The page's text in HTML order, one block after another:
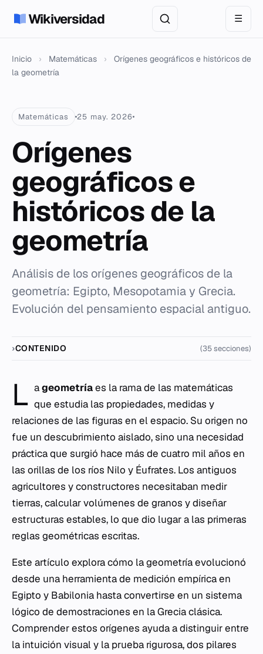
Wikiversidad ☰
Inicio › Matemáticas ›
Orígenes geográficos e históricos de
la geometría
Matemáticas 25 may. 2026
Orígenes
geográficos e
históricos de la
geometría
Análisis de los orígenes geográficos de la
geometría: Egipto, Mesopotamia y Grecia.
Evolución del pensamiento espacial antiguo.
CONTENIDO (35 secciones)
L ageometríaes la rama de las matemáticas
que estudia las propiedades, medidas y
relaciones de las figuras en el espacio. Su origen no
fue un descubrimiento aislado, sino una necesidad
práctica que surgió hace más de cuatro mil años en
las orillas de los ríos Nilo y Éufrates. Los antiguos
agricultores y constructores necesitaban medir
tierras, calcular volúmenes de granos y diseñar
estructuras estables, lo que dio lugar a las primeras
reglas geométricas escritas.
Este artículo explora cómo la geometría evolucionó
desde una herramienta de medición empírica en
Egipto y Babilonia hasta convertirse en un sistema
lógico de demostraciones en la Grecia clásica.
Comprender estos orígenes ayuda a distinguir entre
la intuición visual y la prueba rigurosa, dos pilares